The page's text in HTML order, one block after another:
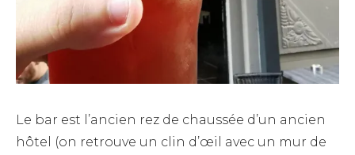
Le bar est l’ancien rez de chaussée d’un ancien
hôtel (on retrouve un clin d’œil avec un mur de